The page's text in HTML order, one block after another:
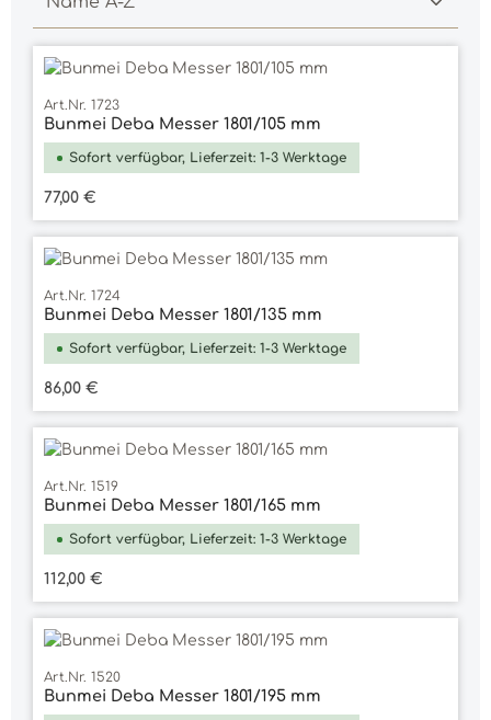
Art.Nr. 1723
Bunmei Deba Messer 1801/105 mm
Sofort verfügbar, Lieferzeit: 1-3 Werktage
Regulärer Preis:
77,00 €
Art.Nr. 1724
Bunmei Deba Messer 1801/135 mm
Sofort verfügbar, Lieferzeit: 1-3 Werktage
Regulärer Preis:
86,00 €
Art.Nr. 1519
Bunmei Deba Messer 1801/165 mm
Sofort verfügbar, Lieferzeit: 1-3 Werktage
Regulärer Preis:
112,00 €
Art.Nr. 1520
Bunmei Deba Messer 1801/195 mm